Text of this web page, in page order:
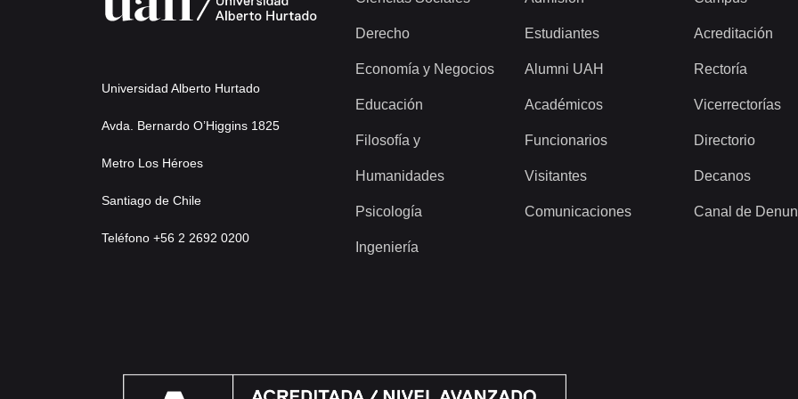
Universidad Alberto Hurtado
Avda. Bernardo O’Higgins 1825
Metro Los Héroes
Santiago de Chile
Teléfono +56 2 2692 0200
Derecho
Economía y Negocios
Educación
Filosofía y
Humanidades
Psicología
Ingeniería
Estudiantes
Alumni UAH
Académicos
Funcionarios
Visitantes
Comunicaciones
Acreditación
Rectoría
Vicerrectorías
Directorio
Decanos
Canal de